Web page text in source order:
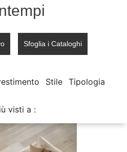
Sfoglia i Cataloghi
Stile Tipologia
visti a :